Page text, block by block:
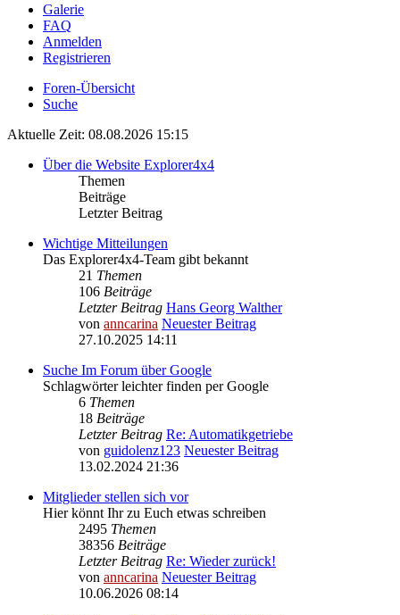
Galerie
FAQ
Anmelden
Registrieren
Foren-Übersicht
Suche
Aktuelle Zeit: 08.08.2026 15:15
Über die Website Explorer4x4
Themen
Beiträge
Letzter Beitrag
Wichtige Mitteilungen
Das Explorer4x4-Team gibt bekannt
21 Themen
106 Beiträge
Letzter Beitrag Hans Georg Walther
von anncarina Neuester Beitrag
27.10.2025 14:11
Suche Im Forum über Google
Schlagwörter leichter finden per Google
6 Themen
18 Beiträge
Letzter Beitrag Re: Automatikgetriebe
von guidolenz123 Neuester Beitrag
13.02.2024 21:36
Mitglieder stellen sich vor
Hier könnt Ihr zu Euch etwas schreiben
2495 Themen
38356 Beiträge
Letzter Beitrag Re: Wieder zurück!
von anncarina Neuester Beitrag
10.06.2026 08:14